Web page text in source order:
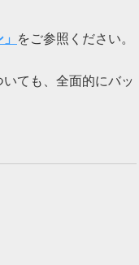
をご参照ください。
ても、全面的にバッ